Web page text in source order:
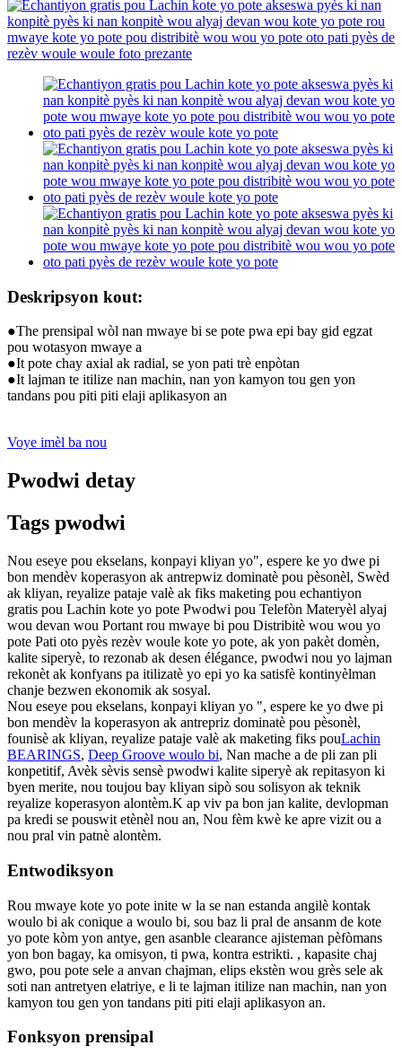
Deskripsyon kout:
●The prensipal wòl nan mwaye bi se pote pwa epi bay gid egzat
pou wotasyon mwaye a
●It pote chay axial ak radial, se yon pati trè enpòtan
●It lajman te itilize nan machin, nan yon kamyon tou gen yon
tandans pou piti piti elaji aplikasyon an
Voye imèl ba nou
Pwodwi detay
Tags pwodwi
Nou eseye pou ekselans, konpayi kliyan yo", espere ke yo dwe pi
bon mendèv koperasyon ak antrepwiz dominatè pou pèsonèl, Swèd
ak kliyan, reyalize pataje valè ak fiks maketing pou echantiyon
gratis pou Lachin kote yo pote Pwodwi pou Telefòn Materyèl alyaj
wou devan wou Portant rou mwaye bi pou Distribitè wou wou yo
pote Pati oto pyès rezèv woule kote yo pote, ak yon pakèt domèn,
kalite siperyè, to rezonab ak desen élégance, pwodwi nou yo lajman
rekonèt ak konfyans pa itilizatè yo epi yo ka satisfè kontinyèlman
chanje bezwen ekonomik ak sosyal.
Nou eseye pou ekselans, konpayi kliyan yo ", espere ke yo dwe pi
bon mendèv la koperasyon ak antrepriz dominatè pou pèsonèl,
founisè ak kliyan, reyalize pataje valè ak maketing fiks pouLachin
BEARINGS, Deep Groove woulo bi, Nan mache a de pli zan pli
konpetitif, Avèk sèvis sensè pwodwi kalite siperyè ak repitasyon ki
byen merite, nou toujou bay kliyan sipò sou solisyon ak teknik
reyalize koperasyon alontèm.K ap viv pa bon jan kalite, devlopman
pa kredi se pouswit etènèl nou an, Nou fèm kwè ke apre vizit ou a
nou pral vin patnè alontèm.
Entwodiksyon
Rou mwaye kote yo pote inite w la se nan estanda angilè kontak
woulo bi ak conique a woulo bi, sou baz li pral de ansanm de kote
yo pote kòm yon antye, gen asanble clearance ajisteman pèfòmans
yon bon bagay, ka omisyon, ti pwa, kontra estrikti. , kapasite chaj
gwo, pou pote sele a anvan chajman, elips ekstèn wou grès sele ak
soti nan antretyen elatriye, e li te lajman itilize nan machin, nan yon
kamyon tou gen yon tandans piti piti elaji aplikasyon an.
Fonksyon prensipal